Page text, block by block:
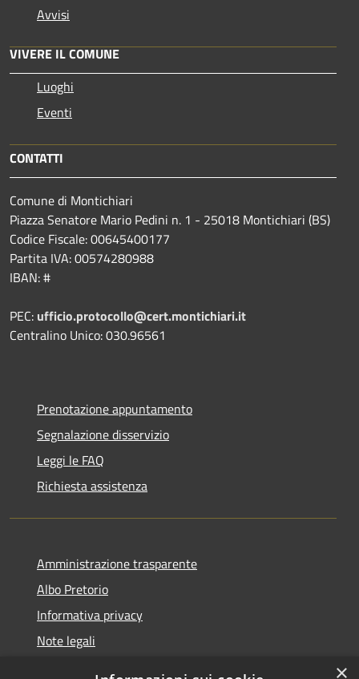
Avvisi
VIVERE IL COMUNE
Luoghi
Eventi
CONTATTI
Comune di Montichiari
Piazza Senatore Mario Pedini n. 1 - 25018 Montichiari (BS)
Codice Fiscale: 00645400177
Partita IVA: 00574280988
IBAN: #
PEC: ufficio.protocollo@cert.montichiari.it
Centralino Unico: 030.96561
Prenotazione appuntamento
Segnalazione disservizio
Leggi le FAQ
Richiesta assistenza
Amministrazione trasparente
Albo Pretorio
Informativa privacy
Note legali
×